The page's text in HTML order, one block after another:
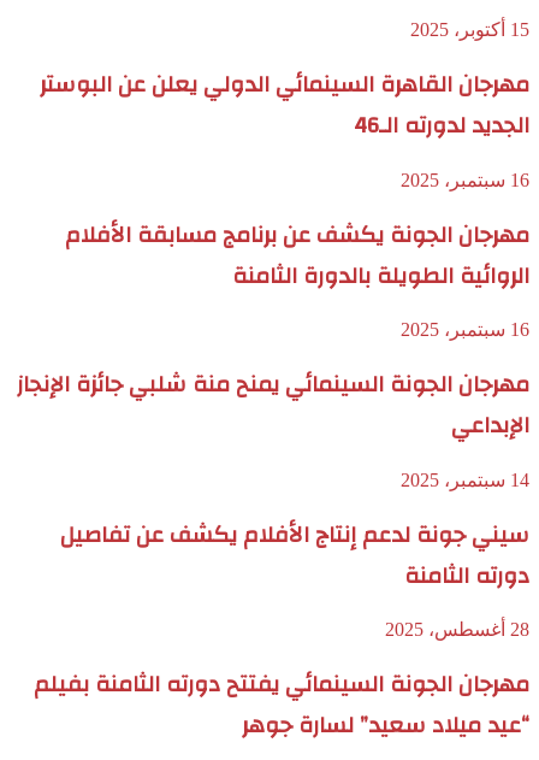
15 أكتوبر، 2025
مهرجان القاهرة السينمائي الدولي يعلن عن البوستر
الجديد لدورته الـ46
16 سبتمبر، 2025
مهرجان الجونة يكشف عن برنامج مسابقة الأفلام
الروائية الطويلة بالدورة الثامنة
16 سبتمبر، 2025
مهرجان الجونة السينمائي يمنح منة شلبي جائزة الإنجاز
الإبداعي
14 سبتمبر، 2025
سيني جونة لدعم إنتاج الأفلام يكشف عن تفاصيل
دورته الثامنة
28 أغسطس، 2025
مهرجان الجونة السينمائي يفتتح دورته الثامنة بفيلم
“عيد ميلاد سعيد” لسارة جوهر